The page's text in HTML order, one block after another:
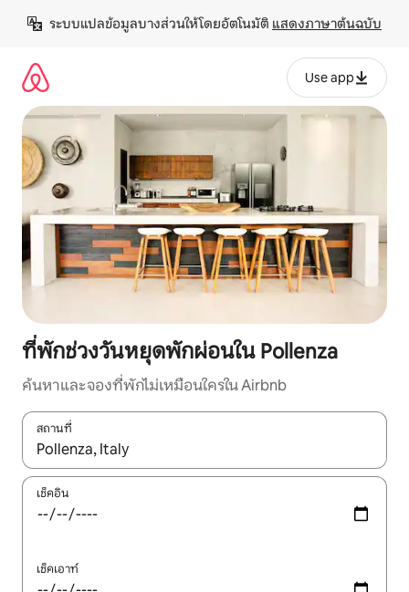
เนื้อหา
ระบบแปลข้อมูลบางส่วนให้โดยอัตโนมัติ แสดงภาษาต้นฉบับ
Use app
ที่พักช่วงวันหยุดพักผ่อนใน Pollenza
ค้นหาและจองที่พักไม่เหมือนใครใน Airbnb
สถานที่
ใช้ลูกศรขึ้นลง หรือใช้การสัมผัสหรือปัด เพื่อสำรวจผลการค้นหา
เช็คอิน
เช็คเอาท์